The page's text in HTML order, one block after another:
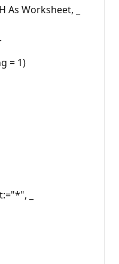
As Worksheet, _
= 1)
_